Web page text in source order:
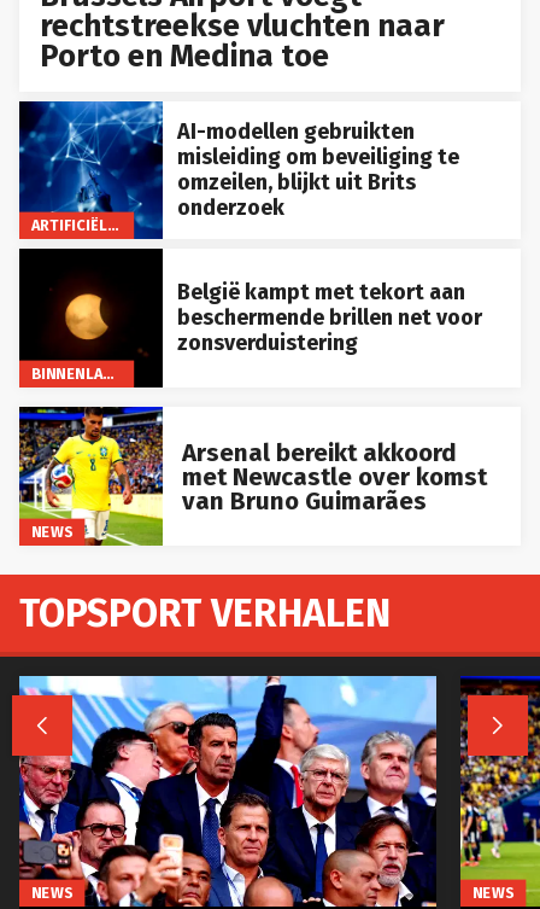
rechtstreekse vluchten naar
Porto en Medina toe
ARTIFICIËLE INTELLIGENTIE
AI-modellen gebruikten
misleiding om beveiliging te
omzeilen, blijkt uit Brits
onderzoek
BINNENLAND
België kampt met tekort aan
beschermende brillen net voor
zonsverduistering
NEWS
Arsenal bereikt akkoord
met Newcastle over komst
van Bruno Guimarães
TOPSPORT VERHALEN
 
NEWS NEWS